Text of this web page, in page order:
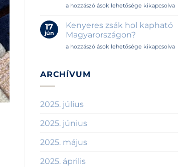
helyiségbe?
Kenyérzsák
útmutatója
–
Melyik
kenyérhez
illik?
a hozzászólások lehetősége kikapcsolva
17
jún
Kenyeres zsák hol kapható
Magyarországon?
Kenyeres
kapható
Magyarországon?
a hozzászólások lehetősége kikapcsolva
ARCHÍVUM
2025. július
2025. június
2025. május
2025. április